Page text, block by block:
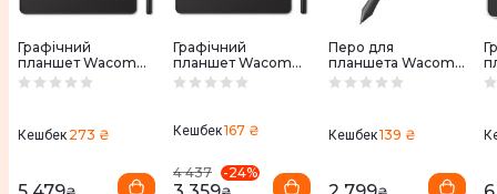
Графічний
планшет Wacom
Intuos S Bluetooth
Кешбек 273 ₴
Графічний
планшет Wacom
Intuos S (Black)
Кешбек167 ₴
4 437 -24%
Перо для
планшета Wacom
Pen 4K Intuos для
Кешбек139 ₴